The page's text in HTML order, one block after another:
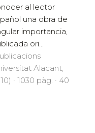
al lector
una obra de
importancia,
ori...
Alacant,
· 1030 pàg. · 40